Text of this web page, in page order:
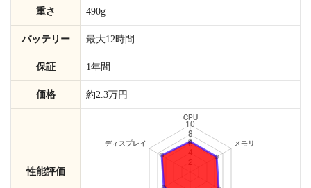
重さ 490g
バッテリー 最大12時間
保証 1年間
価格 約2.3万円
性能評価